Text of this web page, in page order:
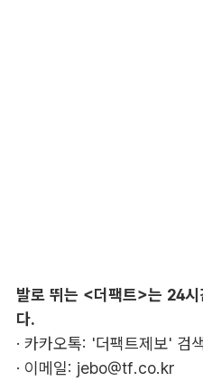
발로 뛰는 <더팩트>는 24시
다.
· 카카오톡: '더팩트제보' 검색
· 이메일: jebo@tf.co.kr